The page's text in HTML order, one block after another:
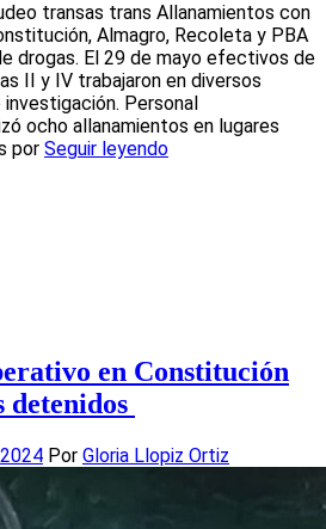
transas trans Allanamientos con
Almagro, Recoleta y PBA
drogas. El 29 de mayo efectivos de
II y IV trabajaron en diversos
Personal
ocho allanamientos en lugares
por Seguir leyendo
en Constitución
detenidos
Por Gloria Llopiz Ortiz